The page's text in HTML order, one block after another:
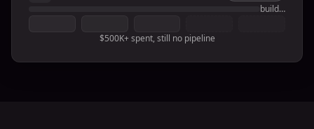
build…
$500K+ spent, still no pipeline